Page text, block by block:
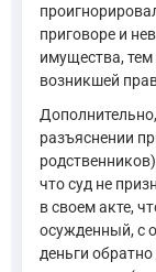
приговоре и
имущества,
возникшей
разъяснении
что суд не
в своем акте,
осужденный, с
деньги